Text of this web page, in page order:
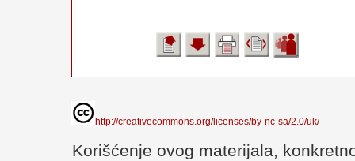
http://creativecommons.org/licenses/by-nc-sa/2.0/uk/
Korišćenje ovog materijala,